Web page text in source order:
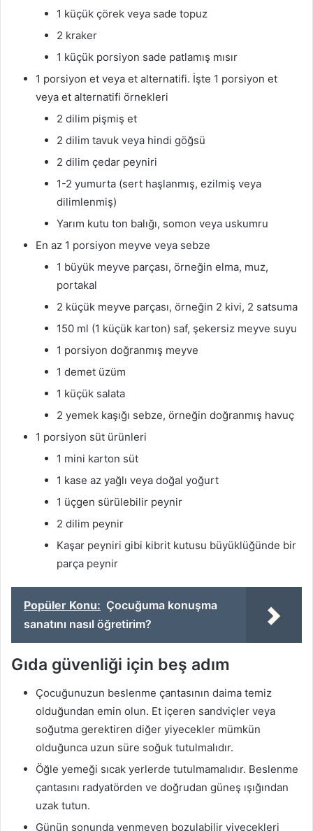
1 küçük çörek veya sade topuz
2 kraker
1 küçük porsiyon sade patlamış mısır
1 porsiyon et veya et alternatifi. İşte 1 porsiyon et
veya et alternatifi örnekleri
2 dilim pişmiş et
2 dilim tavuk veya hindi göğsü
2 dilim çedar peyniri
1-2 yumurta (sert haşlanmış, ezilmiş veya
dilimlenmiş)
Yarım kutu ton balığı, somon veya uskumru
En az 1 porsiyon meyve veya sebze
1 büyük meyve parçası, örneğin elma, muz,
portakal
2 küçük meyve parçası, örneğin 2 kivi, 2 satsuma
150 ml (1 küçük karton) saf, şekersiz meyve suyu
1 porsiyon doğranmış meyve
1 demet üzüm
1 küçük salata
2 yemek kaşığı sebze, örneğin doğranmış havuç
1 porsiyon süt ürünleri
1 mini karton süt
1 kase az yağlı veya doğal yoğurt
1 üçgen sürülebilir peynir
2 dilim peynir
Kaşar peyniri gibi kibrit kutusu büyüklüğünde bir
parça peynir
Popüler Konu: Çocuğuma konuşma
sanatını nasıl öğretirim?
Gıda güvenliği için beş adım
Çocuğunuzun beslenme çantasının daima temiz
olduğundan emin olun. Et içeren sandviçler veya
soğutma gerektiren diğer yiyecekler mümkün
olduğunca uzun süre soğuk tutulmalıdır.
Öğle yemeği sıcak yerlerde tutulmamalıdır. Beslenme
çantasını radyatörden ve doğrudan güneş ışığından
uzak tutun.
Günün sonunda yenmeyen bozulabilir yiyecekleri